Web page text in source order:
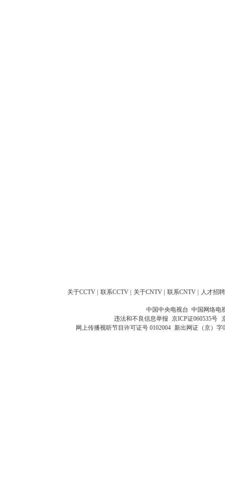
关于CCTV 联系CCTV 关于CNTV 联系CNTV 人才招聘
中国中央电视台 中国网络电
违法和不良信息举报 京ICP证060535号
网上传播视听节目许可证号 0102004 新出网证（京）